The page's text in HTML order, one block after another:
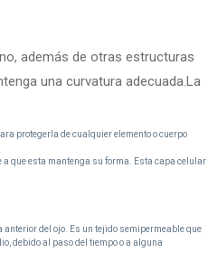
además de otras estructuras
una curvatura adecuada.La
protegerla de cualquier elemento o cuerpo
que esta mantenga su forma. Esta capa celular
del ojo. Es un tejido semipermeable que
debido al paso del tiempo o a alguna